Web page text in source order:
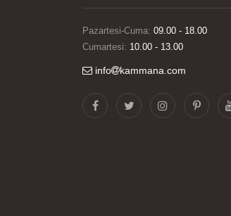
Pazartesi-Cuma: 09.00 - 18.00
Cumartesi: 10.00 - 13.00
info kammana.com